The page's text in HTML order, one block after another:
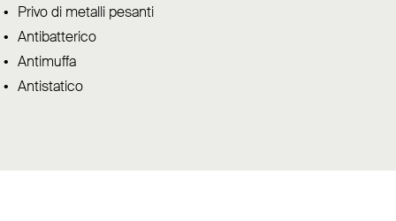
Privo di metalli pesanti
Anti­batterico
Antimuffa
Anti­statico